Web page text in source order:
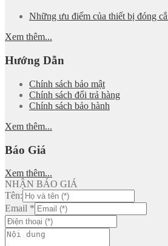
Những ưu điểm của thiết bị đóng
Xem thêm...
Hướng Dẫn
Chính sách bảo mật
Chính sách đổi trả hàng
Chính sách bảo hành
Xem thêm...
Báo Giá
Xem thêm...
NHẬN BÁO GIÁ
Tên:
Email *